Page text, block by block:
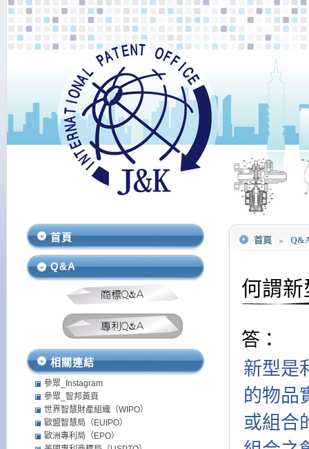
首頁 ﹥
何謂新
答：
新型是
的物品
或組合
首頁
Q&A
相關連結
參眾_Instagram
參眾_智邦黃頁
世界智慧財產組織（WIPO）
歐盟智慧局（EUIPO）
歐洲專利局（EPO）